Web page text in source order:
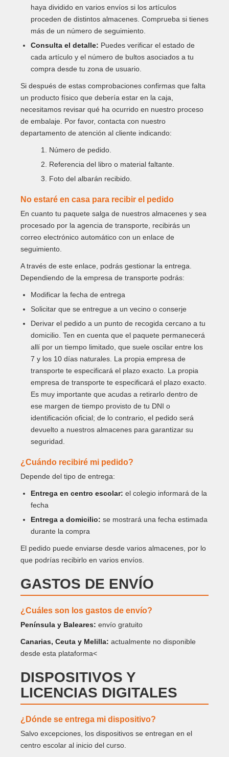
haya dividido en varios envíos si los artículos
proceden de distintos almacenes. Comprueba si tienes
más de un número de seguimiento.
Consulta el detalle: Puedes verificar el estado de
cada artículo y el número de bultos asociados a tu
compra desde tu zona de usuario.
Si después de estas comprobaciones confirmas que falta
un producto físico que debería estar en la caja,
necesitamos revisar qué ha ocurrido en nuestro proceso
de embalaje. Por favor, contacta con nuestro
departamento de atención al cliente indicando:
1. Número de pedido.
2. Referencia del libro o material faltante.
3. Foto del albarán recibido.
No estaré en casa para recibir el pedido
En cuanto tu paquete salga de nuestros almacenes y sea
procesado por la agencia de transporte, recibirás un
correo electrónico automático con un enlace de
seguimiento.
A través de este enlace, podrás gestionar la entrega.
Dependiendo de la empresa de transporte podrás:
Modificar la fecha de entrega
Solicitar que se entregue a un vecino o conserje
Derivar el pedido a un punto de recogida cercano a tu
domicilio. Ten en cuenta que el paquete permanecerá
allí por un tiempo limitado, que suele oscilar entre los
7 y los 10 días naturales. La propia empresa de
transporte te especificará el plazo exacto. La propia
empresa de transporte te especificará el plazo exacto.
Es muy importante que acudas a retirarlo dentro de
ese margen de tiempo provisto de tu DNI o
identificación oficial; de lo contrario, el pedido será
devuelto a nuestros almacenes para garantizar su
seguridad.
¿Cuándo recibiré mi pedido?
Depende del tipo de entrega:
Entrega en centro escolar: el colegio informará de la
fecha
Entrega a domicilio: se mostrará una fecha estimada
durante la compra
El pedido puede enviarse desde varios almacenes, por lo
que podrías recibirlo en varios envíos.
GASTOS DE ENVÍO
¿Cuáles son los gastos de envío?
Península y Baleares: envío gratuito
Canarias, Ceuta y Melilla: actualmente no disponible
desde esta plataforma<
DISPOSITIVOS Y
LICENCIAS DIGITALES
¿Dónde se entrega mi dispositivo?
Salvo excepciones, los dispositivos se entregan en el
centro escolar al inicio del curso.